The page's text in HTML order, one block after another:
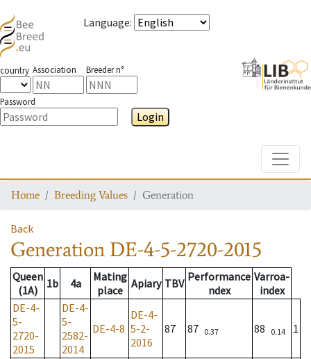
Language:
country Association Breeder n°
Password
Login
Home Breeding Values Generation
Back
Generation DE-4-5-2720-2015
Queen
(1A)
1b 4a
Mating
place
Apiary TBV Performance
ndex
Varroa-
index
DE-4-
5-
2720-
2015
DE-4-
5-
2582-
2014
DE-4-8
DE-4-
5-2-
2016
87 87 0.37 88 0.14 1